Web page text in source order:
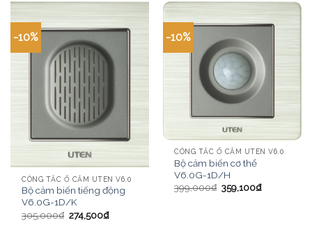
-10%
CÔNG TẮC Ổ CẮM UTEN V6.0
Bộ cảm biến tiếng động
V6.0G-1D/K
305,000₫ 274,500₫
-10%
CÔNG TẮC Ổ CẮM UTEN V6.0
Bộ cảm biến cơ thể
V6.0G-1D/H
399,000₫ 359,100₫